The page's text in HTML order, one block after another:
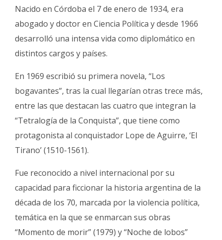
Nacido en Córdoba el 7 de enero de 1934, era
abogado y doctor en Ciencia Política y desde 1966
desarrolló una intensa vida como diplomático en
distintos cargos y países.
En 1969 escribió su primera novela, “Los
bogavantes”, tras la cual llegarían otras trece más,
entre las que destacan las cuatro que integran la
“Tetralogía de la Conquista”, que tiene como
protagonista al conquistador Lope de Aguirre, ‘El
Tirano’ (1510-1561).
Fue reconocido a nivel internacional por su
capacidad para ficcionar la historia argentina de la
década de los 70, marcada por la violencia política,
temática en la que se enmarcan sus obras
“Momento de morir” (1979) y “Noche de lobos”